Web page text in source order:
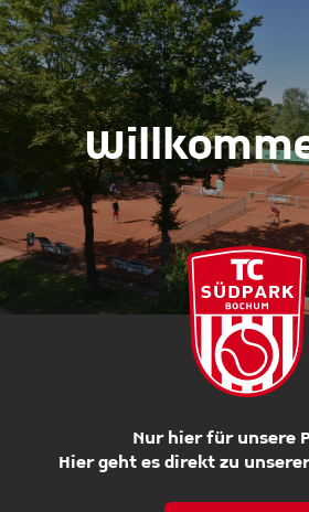
Nur hier für unsere
Hier geht es direkt zu